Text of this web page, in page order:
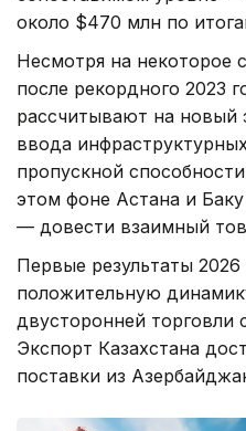
около $470 млн по
Несмотря на некоторое
после рекордного 2023
рассчитывают на новый
ввода
пропускной
этом фоне Астана и
— довести взаимный
Первые результаты
положительную
двусторонней торговли
Экспорт Казахстана
поставки из